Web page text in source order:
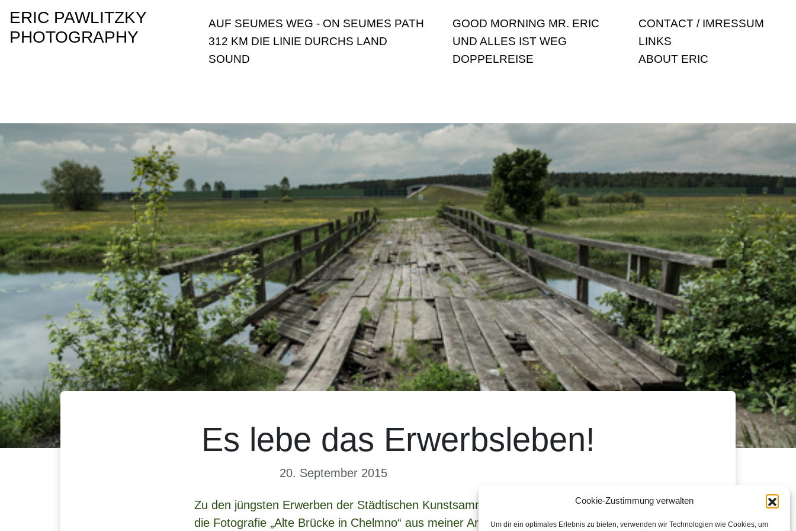
Cookie-Zustimmung verwalten
Um dir ein optimales Erlebnis zu bieten, verwenden wir Technologien wie Cookies, um
ERIC PAWLITZKY
PHOTOGRAPHY
AUF SEUMES WEG - ON SEUMES PATH
312 KM DIE LINIE DURCHS LAND
SOUND
GOOD MORNING MR. ERIC
UND ALLES IST WEG
DOPPELREISE
CONTACT / IMRESSUM
LINKS
ABOUT ERIC
Es lebe das Erwerbsleben!
20. September 2015
Zu den jüngsten Erwerben der Städtischen Kunstsammlung Dresden gehört
die Fotografie „Alte Brücke in Chelmno“ aus meiner Arbeit „UND ALLES IST